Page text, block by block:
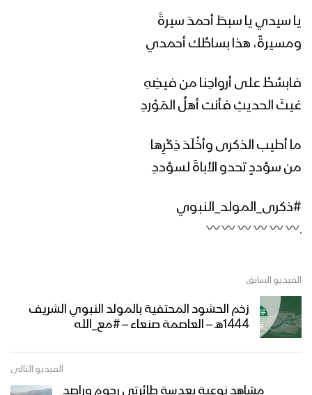
يا سيدي يا سبطَ أحمدَ سيرةً
ومسيرةً، هذا بساطُك أحمدي
فابسُطْ على أرواحِنا من فيضِهِ
غيثَ الحديثِ فأنت أهلُ المَوْردِ
ما أطيب الذكرى وأخْلَدَ ذِكْرِها
من سؤددٍ تحدو الأباةَ لسؤددِ
#ذكرى_المولد_النبوي
ـ
الفيديو السابق
زخم الحشود المحتفية بالمولد النبوي الشريف
1444هـ – العاصمة صنعاء – #مع_الله
الفيديو التالي
مشاهد نوعية بعدسة طائرتي رجوم وراصد